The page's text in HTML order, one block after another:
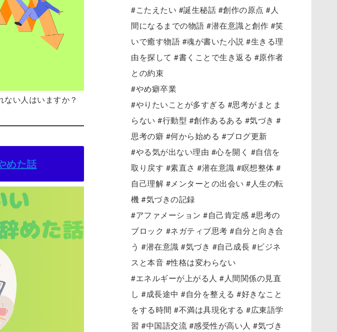
い人はいますか？
めた話
#こたえたい #誕生秘話 #創作の原点 #人
間になるまでの物語 #潜在意識と創作 #笑
いで癒す物語 #魂が書いた小説 #生きる理
由を探して #書くことで生き返る #原作者
との約束
#やめ癖卒業
#やりたいことが多すぎる #思考がまとま
らない #行動型 #創作あるある #気づき #
思考の癖 #何から始める #ブログ更新
#やる気が出ない理由 #心を開く #自信を
取り戻す #素直さ #潜在意識 #瞑想整体 #
自己理解 #メンターとの出会い #人生の転
機 #気づきの記録
#アファメーション #自己肯定感 #思考の
ブロック #ネガティブ思考 #自分と向き合
う #潜在意識 #気づき #自己成長 #ビジネ
スと本音 #性格は変わらない
#エネルギーが上がる人 #人間関係の見直
し #成長途中 #自分を整える #好きなこと
をする時間 #不満は具現化する #広東語学
習 #中国語交流 #感受性が高い人 #気づき